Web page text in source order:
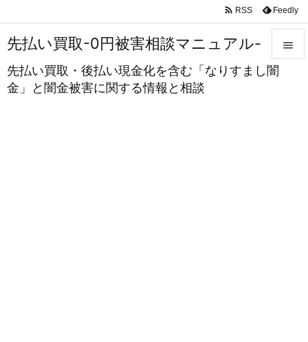
先払い買取-0円被害相談マニュアル-
先払い買取・後払い現金化を含む「なりすまし闇
金」と闇金被害に関する情報と相談

 RSS Feedly